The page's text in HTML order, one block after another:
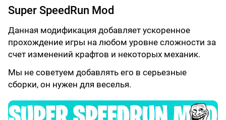
Super SpeedRun Mod
Данная модификация добавляет ускоренное
прохождение игры на любом уровне сложности за
счет изменений крафтов и некоторых механик.
Мы не советуем добавлять его в серьезные
сборки, он нужен для веселья.